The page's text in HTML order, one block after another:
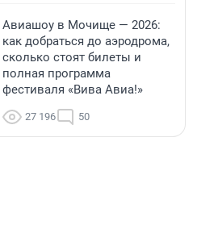
Авиашоу в Мочище — 2026:
как добраться до аэродрома,
сколько стоят билеты и
полная программа
фестиваля «Вива Авиа!»
27 196 50